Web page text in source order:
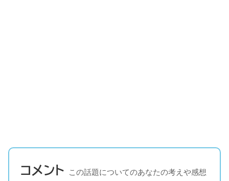
コメント この話題についてのあなたの考えや感想